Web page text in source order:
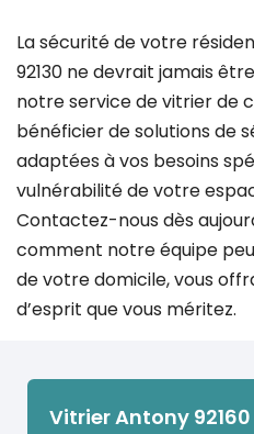
La sécurité de votre
92130 ne devrait jamais
notre service de vitrier de
bénéficier de solutions de
adaptées à vos besoins
vulnérabilité de votre
Contactez-nous dès
comment notre équipe
de votre domicile, vous
d’esprit que vous méritez.
Vitrier Antony 92160